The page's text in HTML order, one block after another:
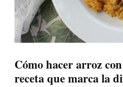
Cómo hacer arroz
receta que marca la